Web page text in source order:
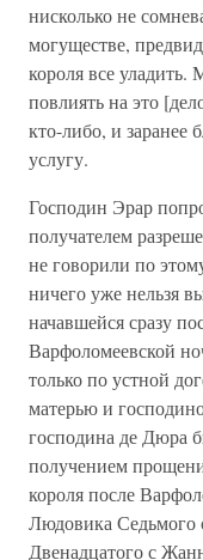
нисколько не
могуществе,
короля все
повлиять на это
кто-либо, и заранее
услугу.
Господин Эрар
получателем
не говорили по
ничего уже нельзя
начавшейся сразу
Варфоломеевской
только по устной
матерью и
господина де Дюра
получением
короля после
Людовика Седьмого
Двенадцатого с